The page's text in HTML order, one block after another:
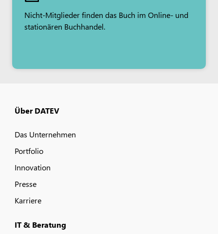
Nicht-Mitglieder finden das Buch im Online- und
stationären Buchhandel.
Über DATEV
Das Unternehmen
Portfolio
Innovation
Presse
Karriere
IT & Beratung